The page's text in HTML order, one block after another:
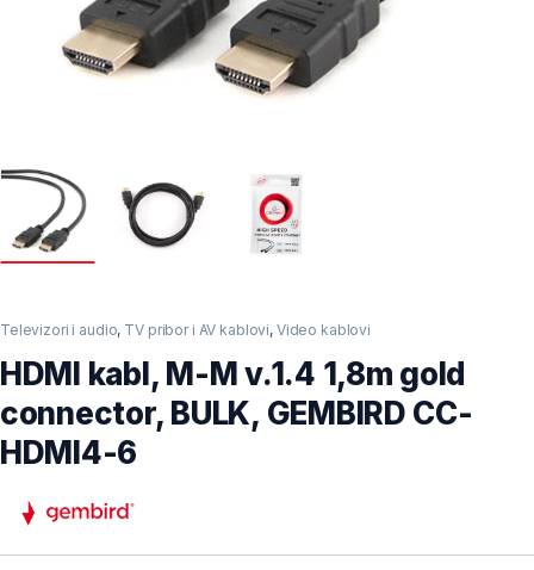
Televizori i audio, TV pribor i AV kablovi, Video kablovi
HDMI kabl, M-M v.1.4 1,8m gold
connector, BULK, GEMBIRD CC-
HDMI4-6